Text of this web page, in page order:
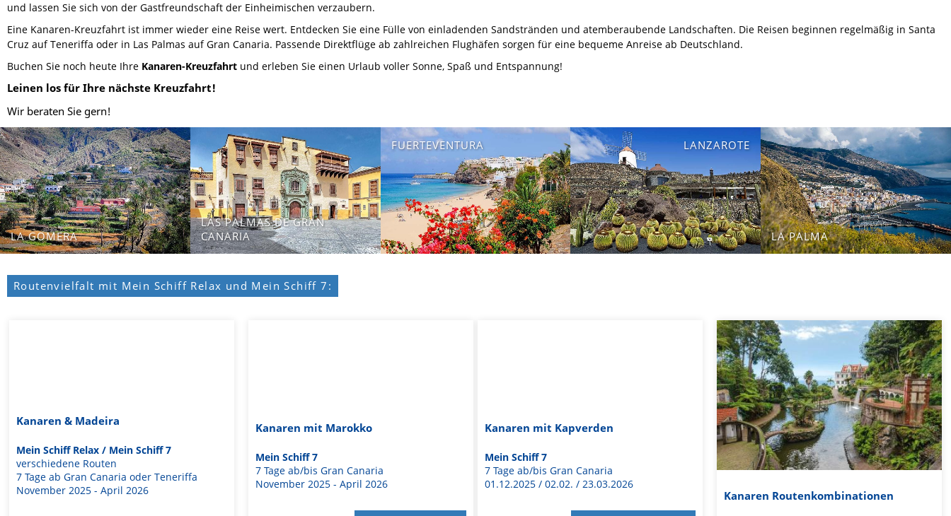
und lassen Sie sich von der Gastfreundschaft der Einheimischen verzaubern.
Eine Kanaren-Kreuzfahrt ist immer wieder eine Reise wert. Entdecken Sie eine Fülle von einladenden Sandstränden und atemberaubende Landschaften. Die Reisen beginnen regelmäßig in Santa
Cruz auf Teneriffa oder in Las Palmas auf Gran Canaria. Passende Direktflüge ab zahlreichen Flughäfen sorgen für eine bequeme Anreise ab Deutschland.
Buchen Sie noch heute Ihre Kanaren-Kreuzfahrt und erleben Sie einen Urlaub voller Sonne, Spaß und Entspannung!
Leinen los für Ihre nächste Kreuzfahrt!
Wir beraten Sie gern!
LA GOMERA
LAS PALMAS DE GRAN
CANARIA
FUERTEVENTURA LANZAROTE
LA PALMA
Routenvielfalt mit Mein Schiff Relax und Mein Schiff 7:
Kanaren & Madeira
Mein Schiff Relax / Mein Schiff 7
verschiedene Routen
7 Tage ab Gran Canaria oder Teneriffa
November 2025 - April 2026
Kanaren mit Marokko
Mein Schiff 7
7 Tage ab/bis Gran Canaria
November 2025 - April 2026
Kanaren mit Kapverden
Mein Schiff 7
7 Tage ab/bis Gran Canaria
01.12.2025 / 02.02. / 23.03.2026
Kanaren Routenkombinationen